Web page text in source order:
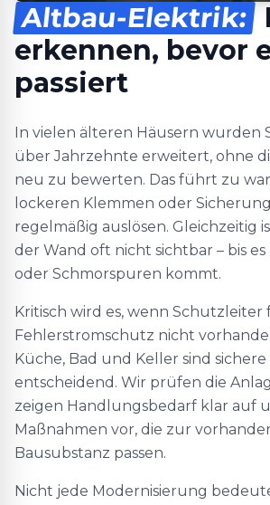
Altbau-Elektrik:
erkennen, bevor
passiert
In vielen älteren Häusern wurden
über Jahrzehnte erweitert, ohne
neu zu bewerten. Das führt zu
lockeren Klemmen oder
regelmäßig auslösen. Gleichzeitig
der Wand oft nicht sichtbar – bis
oder Schmorspuren kommt.
Kritisch wird es, wenn Schutzleiter
Fehlerstromschutz nicht
Küche, Bad und Keller sind
entscheidend. Wir prüfen die
zeigen Handlungsbedarf klar auf
Maßnahmen vor, die zur
Bausubstanz passen.
Nicht jede Modernisierung